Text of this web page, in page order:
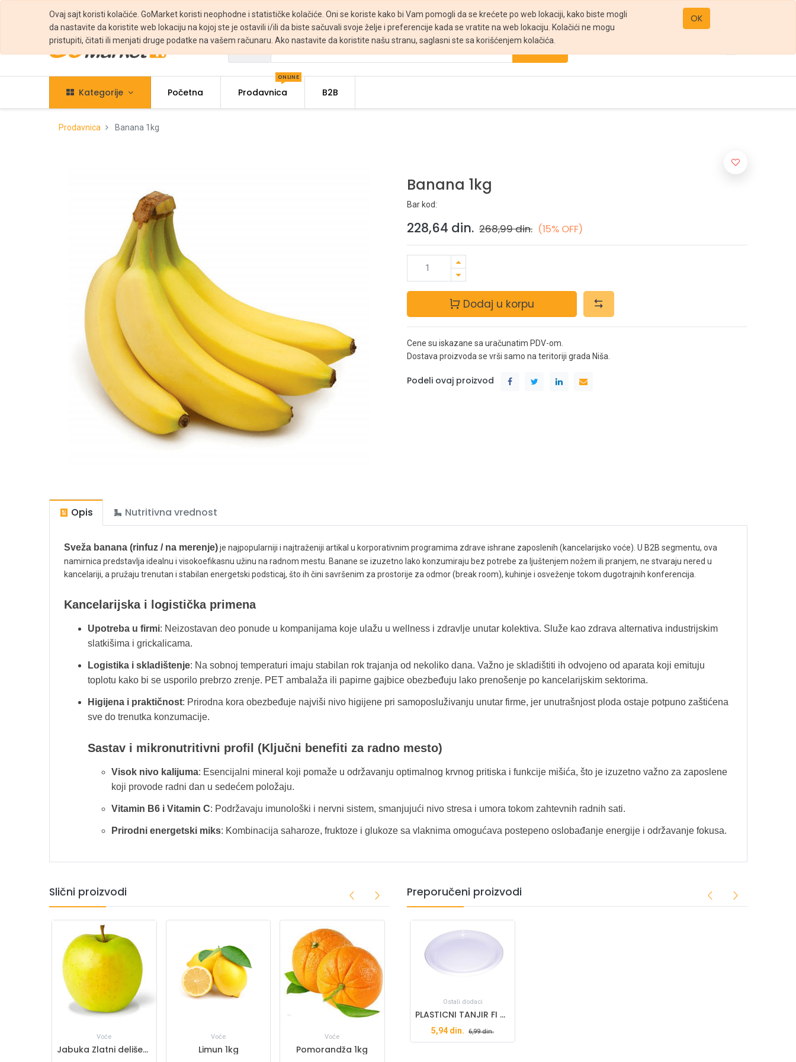
Ovaj sajt koristi kolačiće. GoMarket koristi neophodne i statističke kolačiće. Oni se koriste kako bi Vam pomogli da se krećete po web lokaciji, kako biste mogli
da nastavite da koristite web lokaciju na kojoj ste je ostavili i/ili da biste sačuvali svoje želje i preferencije kada se vratite na web lokaciju. Kolačići ne mogu
pristupiti, čitati ili menjati druge podatke na vašem računaru. Ako nastavite da koristite našu stranu, saglasni ste sa korišćenjem kolačića.
OK
office@gomarket.rs
Kategorije Početna Prodavnica
ONLINE
B2B
Prodavnica Banana 1kg
Banana 1kg
Bar kod:
228,64 din. 268,99din. (15% OFF)
Dodaj u korpu
Cene su iskazane sa uračunatim PDV-om.
Dostava proizvoda se vrši samo na teritoriji grada Niša.
Podeli ovaj proizvod
Opis Nutritivna vrednost
Sveža banana (rinfuz / na merenje)je najpopularniji i najtraženiji artikal u korporativnim programima zdrave ishrane zaposlenih (kancelarijsko voće). U B2B segmentu, ova
namirnica predstavlja idealnu i visokoefikasnu užinu na radnom mestu. Banane se izuzetno lako konzumiraju bez potrebe za ljuštenjem nožem ili pranjem, ne stvaraju nered u
kancelariji, a pružaju trenutan i stabilan energetski podsticaj, što ih čini savršenim za prostorije za odmor (break room), kuhinje i osveženje tokom dugotrajnih konferencija.
Kancelarijska i logistička primena
Upotreba u firmi: Neizostavan deo ponude u kompanijama koje ulažu u wellness i zdravlje unutar kolektiva. Služe kao zdrava alternativa industrijskim
slatkišima i grickalicama.
Logistika i skladištenje: Na sobnoj temperaturi imaju stabilan rok trajanja od nekoliko dana. Važno je skladištiti ih odvojeno od aparata koji emituju
toplotu kako bi se usporilo prebrzo zrenje. PET ambalaža ili papirne gajbice obezbeđuju lako prenošenje po kancelarijskim sektorima.
Higijena i praktičnost: Prirodna kora obezbeđuje najviši nivo higijene pri samoposluživanju unutar firme, jer unutrašnjost ploda ostaje potpuno zaštićena
sve do trenutka konzumacije.
Sastav i mikronutritivni profil (Ključni benefiti za radno mesto)
Visok nivo kalijuma: Esencijalni mineral koji pomaže u održavanju optimalnog krvnog pritiska i funkcije mišića, što je izuzetno važno za zaposlene
koji provode radni dan u sedećem položaju.
Vitamin B6 i Vitamin C: Podržavaju imunološki i nervni sistem, smanjujući nivo stresa i umora tokom zahtevnih radnih sati.
Prirodni energetski miks: Kombinacija saharoze, fruktoze i glukoze sa vlaknima omogućava postepeno oslobađanje energije i održavanje fokusa.
Slični proizvodi
Voće
Jabuka Zlatni delišes 1kg
Voće
Limun 1kg
Voće
Pomorandža 1kg
Preporučeni proizvodi
Ostali dodaci
PLASTICNI TANJIR FI 225 PLITKI
5,94 din. 6,99din.